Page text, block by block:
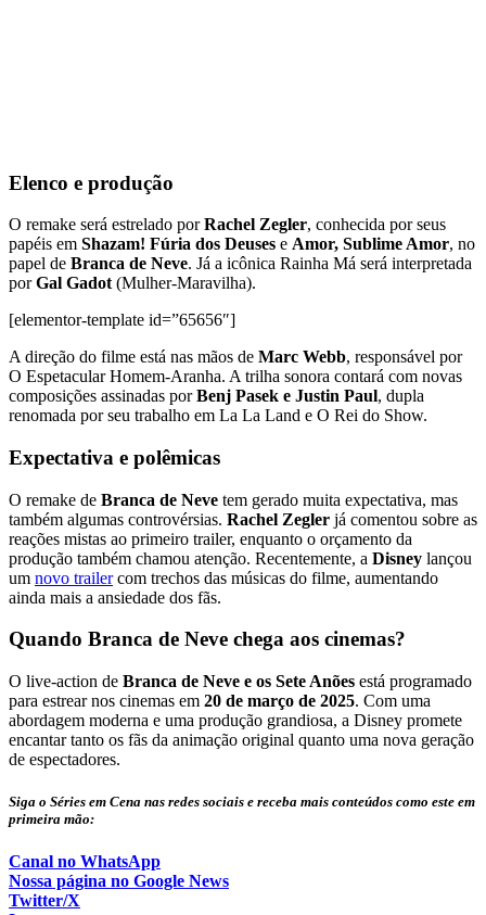
Elenco e produção
O remake será estrelado porRachel Zegler, conhecida por seus
papéis em Shazam! Fúria dos Deuses e Amor, Sublime Amor, no
papel de Branca de Neve. Já a icônica Rainha Má será interpretada
porGal Gadot (Mulher-Maravilha).
[elementor-template id=”65656″]
A direção do filme está nas mãos de Marc Webb, responsável por
O Espetacular Homem-Aranha. A trilha sonora contará com novas
composições assinadas porBenj Pasek e Justin Paul, dupla
renomada por seu trabalho em La La Land e O Rei do Show.
Expectativa e polêmicas
O remake de Branca de Neve tem gerado muita expectativa, mas
também algumas controvérsias. Rachel Zegler já comentou sobre as
reações mistas ao primeiro trailer, enquanto o orçamento da
produção também chamou atenção. Recentemente, a Disney lançou
um novo trailercom trechos das músicas do filme, aumentando
ainda mais a ansiedade dos fãs.
Quando Branca de Neve chega aos cinemas?
O live-action de Branca de Neve e os Sete Anões está programado
para estrear nos cinemas em 20 de março de 2025. Com uma
abordagem moderna e uma produção grandiosa, a Disney promete
encantar tanto os fãs da animação original quanto uma nova geração
de espectadores.
Siga o Séries em Cena nas redes sociais e receba mais conteúdos como este em
primeira mão:
Canal no WhatsApp
Nossa página no Google News
Twitter/X